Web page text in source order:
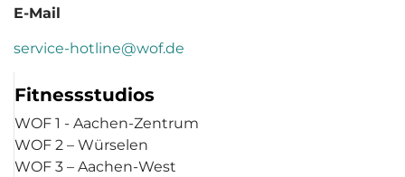
E-Mail
service-hotline@wof.de
Fitnessstudios
WOF 1 - Aachen-Zentrum
WOF 2 – Würselen
WOF 3 – Aachen-West